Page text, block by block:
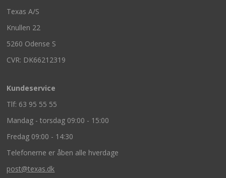
Texas A/S
Knullen 22
5260 Odense S
CVR: DK66212319
Kundeservice
Tlf: 63 95 55 55
Mandag - torsdag 09:00 - 15:00
Fredag 09:00 - 14:30
Telefonerne er åben alle hverdage
post@texas.dk